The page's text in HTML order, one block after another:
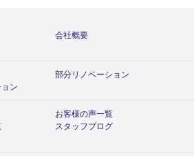
会社概要
部分リノベーション
ン
お客様の声一覧
スタッフブログ